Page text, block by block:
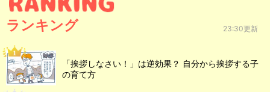
ランキング 23:30更新
「挨拶しなさい！」は逆効果？ 自分から挨拶する子
の育て方